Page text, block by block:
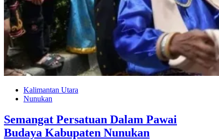
Kalimantan Utara
Nunukan
Semangat Persatuan Dalam Pawai
Budaya Kabupaten Nunukan